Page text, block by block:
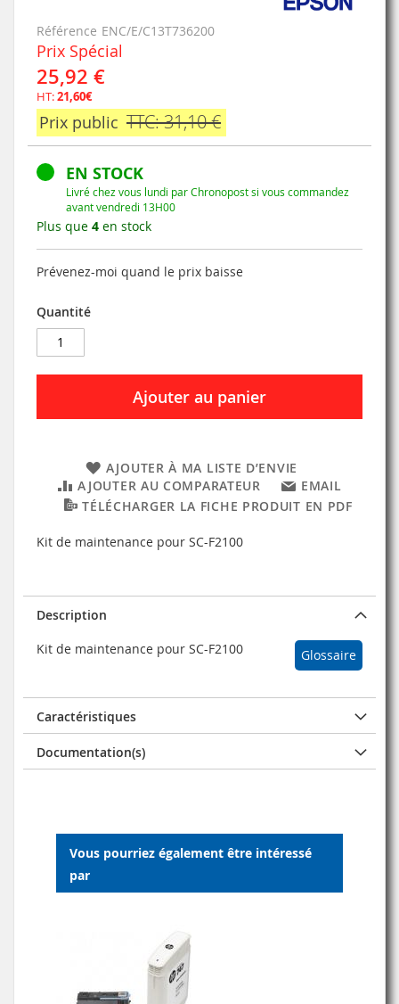
Référence ENC/E/C13T736200
Prix Spécial
25,92 €
HT:21,60€
Prix public TTC: 31,10 €
EN STOCK
Livré chez vous lundi par Chronopost si vous commandez
avant vendredi 13H00
Plus que 4 en stock
Prévenez-moi quand le prix baisse
Quantité
Ajouter au panier
AJOUTER À MA LISTE D’ENVIE
AJOUTER AU COMPARATEUR
EMAIL
TÉLÉCHARGER LA FICHE PRODUIT EN PDF
Kit de maintenance pour SC-F2100
images
gallery
Description
Glossaire
Kit de maintenance pour SC-F2100
Caractéristiques
Documentation(s)
Vous pourriez également être intéressé
par